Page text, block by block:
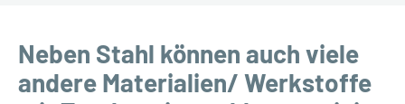
Neben Stahl können auch viele
andere Materialien/ Werkstoffe